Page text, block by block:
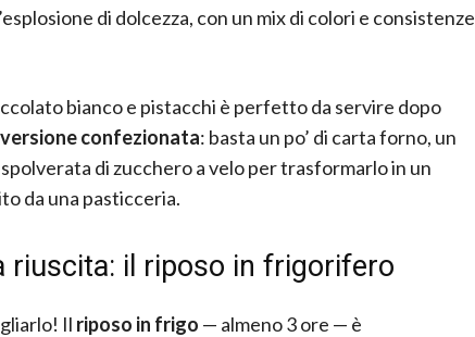
di dolcezza, con un mix di colori e consistenze
bianco e pistacchi è perfetto da servire dopo
confezionata: basta un po’ di carta forno, un
di zucchero a velo per trasformarlo in un
da una pasticceria.
riuscita: il riposo in frigorifero
Il riposo in frigo — almeno 3 ore — è